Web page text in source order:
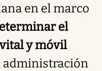
en el marco
el
y móvil
administración